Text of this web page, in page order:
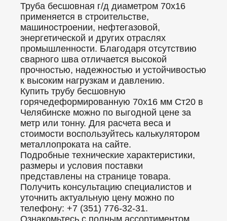
Труба бесшовная г/д диаметром 70x16
применяется в строительстве,
машиностроении, нефтегазовой,
энергетической и других отраслях
промышленности. Благодаря отсутствию
сварного шва отличается высокой
прочностью, надежностью и устойчивостью
к высоким нагрузкам и давлению.
Купить трубу бесшовную
горячедеформированную 70x16 мм Ст20 в
Челябинске можно по выгодной цене за
метр или тонну. Для расчета веса и
стоимости воспользуйтесь калькулятором
металлопроката на сайте.
Подробные технические характеристики,
размеры и условия поставки
представлены на странице товара.
Получить консультацию специалистов и
уточнить актуальную цену можно по
телефону: +7 (351) 776-32-31.
Ознакомьтесь с полным ассортиментом